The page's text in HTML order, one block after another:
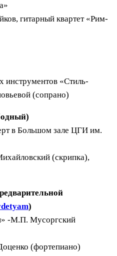
гитарный квартет «Рим-
инструментов «Стиль-
(сопрано)
в Большом зале ЦГИ им.
(скрипка),
)
-М.П. Мусоргский
(фортепиано)